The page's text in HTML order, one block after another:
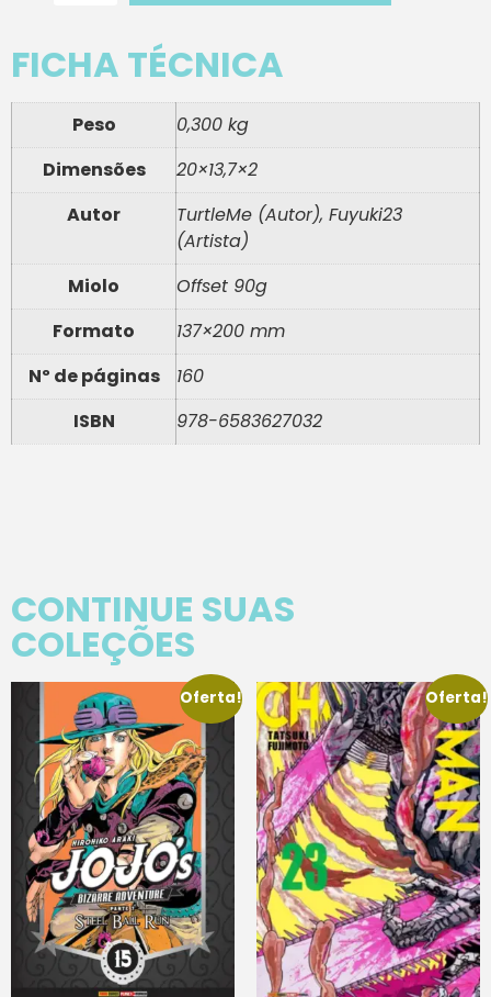
FICHA TÉCNICA
Peso
0,300 kg
Dimensões
20×13,7×2
Autor
TurtleMe (Autor), Fuyuki23
(Artista)
Miolo
Offset 90g
Formato
137×200 mm
Nº de páginas
160
ISBN
978-6583627032
CONTINUE SUAS
COLEÇÕES
Oferta! Oferta!